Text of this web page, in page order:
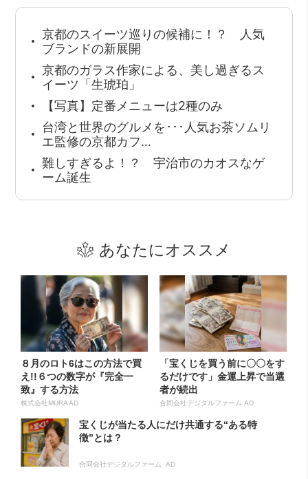
京都のスイーツ巡りの候補に！？ 人気
ブランドの新展開
京都のガラス作家による、美し過ぎるス
イーツ「生琥珀」
【写真】定番メニューは2種のみ
台湾と世界のグルメを･･･人気お茶ソムリ
エ監修の京都カフ…
難しすぎるよ！？ 宇治市のカオスなゲ
ーム誕生
あなたにオススメ
８月のロト6はこの方法で買
え!!６つの数字が『完全一
致』する方法
株式会社MURA AD
「宝くじを買う前に〇〇をす
るだけです」金運上昇で当選
者が続出
合同会社デジタルファーム AD
宝くじが当たる人にだけ共通する“ある特
徴”とは？
合同会社デジタルファーム AD